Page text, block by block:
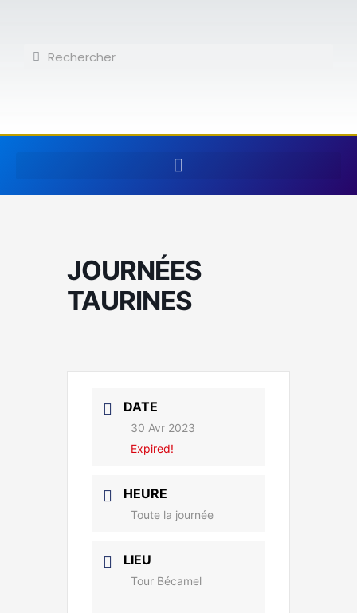
contenuRechercher
Rechercher
JOURNÉES
TAURINES
DATE
30 Avr 2023
Expired!
HEURE
Toute la journée
LIEU
Tour Bécamel